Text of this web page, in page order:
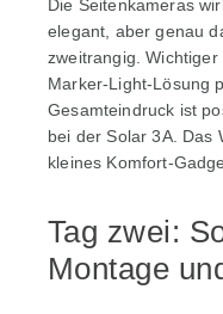
Die Seitenkameras
elegant, aber genau
zweitrangig.
Marker-Light-Lösung
Gesamteindruck ist
bei der Solar 3A. Das
kleines Komfort-
Tag zwei:
Montage